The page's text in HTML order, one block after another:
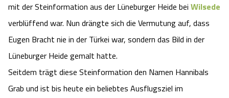
Videos
Angebote
Naturhotels
Urlaub auf dem Bauernhof
Das verrückte Haus
Abenteuerland Trampolin-Park
mit der Steinformation aus der Lüneburger Heide bei Wilsede
verblüffend war. Nun drängte sich die Vermutung auf, dass
Eugen Bracht nie in der Türkei war, sondern das Bild in der
Lüneburger Heide gemalt hatte.
Seitdem trägt diese Steinformation den Namen Hannibals
Grab und ist bis heute ein beliebtes Ausflugsziel im